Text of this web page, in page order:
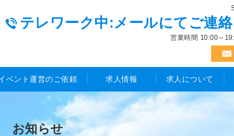
テレワーク中:メールにてご連
営業時間 10:00～
ベント運営のご依頼 求人情報 求人について
お知らせ